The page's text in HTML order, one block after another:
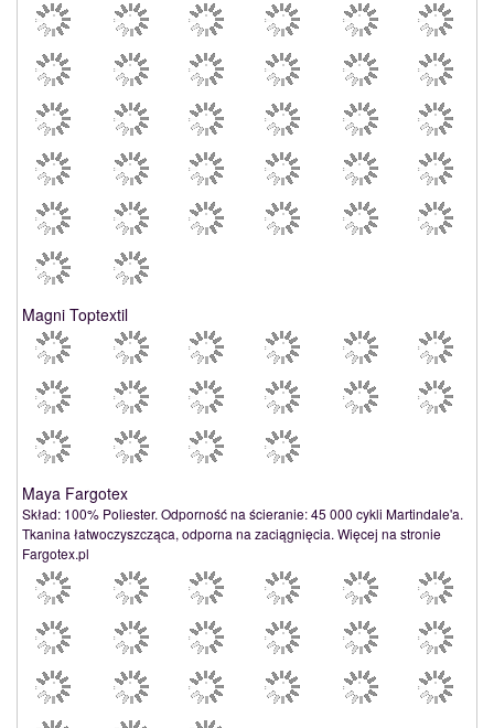
Magni Toptextil
Maya Fargotex
Skład: 100% Poliester. Odporność na ścieranie: 45 000 cykli Martindale'a.
Tkanina łatwoczyszcząca, odporna na zaciągnięcia. Więcej na stronie
Fargotex.pl